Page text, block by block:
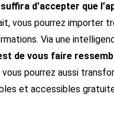
d’accepter que
vous pourrez importer
Via une
est de vous faire
vous pourrez aussi
et accessibles